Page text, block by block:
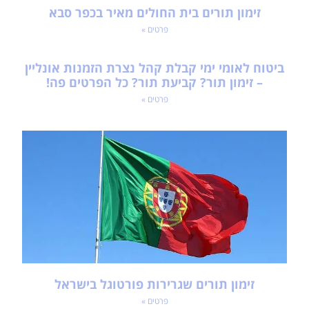
זימון תורים בית החולים מאיר בכפר סבא
פרטים »
ביטוח לאומי ימי קבלת קהל נצרת הזמנות אונליין
– זימון תור? קביעת תור? כל הפרטים פה!
פרטים »
זימון תורים שגרירות פורטוגל בישראל
פרטים »